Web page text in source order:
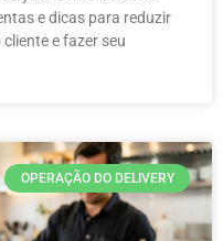
e dicas para reduzir
e fazer seu
OPERAÇÃO DO DELIVERY